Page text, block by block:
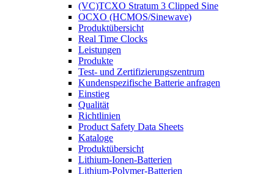
(VC)TCXO Stratum 3 Clipped Sine
OCXO (HCMOS/Sinewave)
Produktübersicht
Real Time Clocks
Leistungen
Produkte
Test- und Zertifizierungszentrum
Kundenspezifische Batterie anfragen
Einstieg
Qualität
Richtlinien
Product Safety Data Sheets
Kataloge
Produktübersicht
Lithium-Ionen-Batterien
Lithium-Polymer-Batterien